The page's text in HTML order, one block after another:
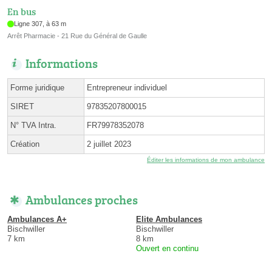
En bus
Ligne 307, à 63 m
Arrêt Pharmacie - 21 Rue du Général de Gaulle
Informations
Forme juridique Entrepreneur individuel
SIRET 97835207800015
N° TVA Intra. FR79978352078
Création 2 juillet 2023
Éditer les informations de mon ambulance
Ambulances proches
Ambulances A+
Bischwiller
7 km
Elite Ambulances
Bischwiller
8 km
Ouvert en continu